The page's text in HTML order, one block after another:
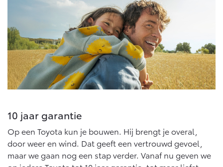
10 jaar garantie
Op een Toyota kun je bouwen. Hij brengt je overal,
door weer en wind. Dat geeft een vertrouwd gevoel,
maar we gaan nog een stap verder. Vanaf nu geven we